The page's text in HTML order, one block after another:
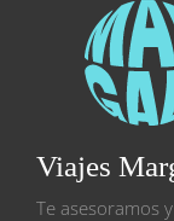
Viajes
Te asesoramos